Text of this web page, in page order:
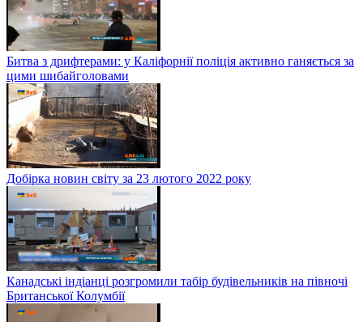
Битва з дрифтерами: у Каліфорнії поліція активно ганяється за
цими шибайголовами
Добірка новин світу за 23 лютого 2022 року
Канадські індіанці розгромили табір будівельників на півночі
Британської Колумбії